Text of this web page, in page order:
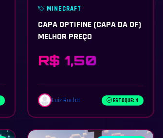
MINECRAFT
CAPA OPTIFINE (CAPA DA OF)
MELHOR PREÇO
R$ 1,50
Luiz Rocha ESTOQUE: 4